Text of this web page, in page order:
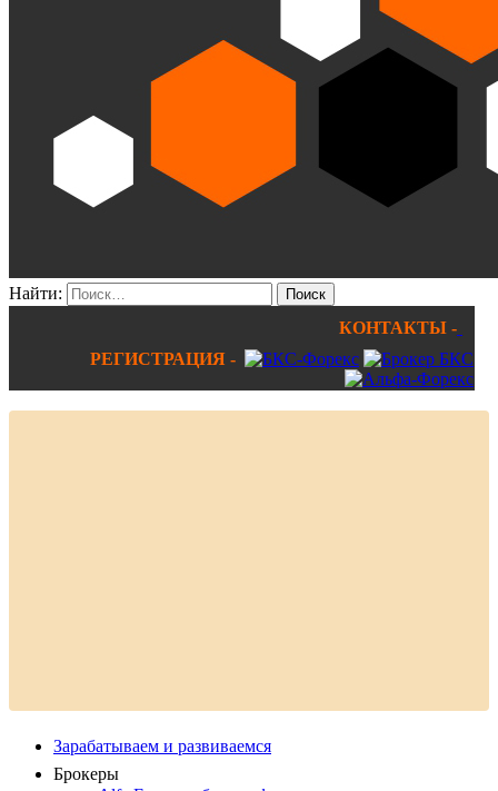
Найти:
КОНТАКТЫ -
РЕГИСТРАЦИЯ -
Зарабатываем и развиваемся
Брокеры